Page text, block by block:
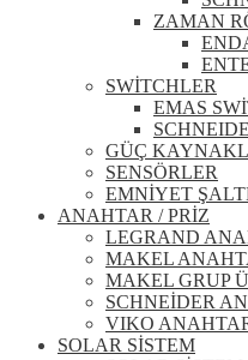
ZAMAN
SWİTCHLER
EMAS
GÜÇ
SENSÖRLER
EMNİYET
ANAHTAR / PRİZ
LEGRAND
MAKEL
MAKEL GRUP
SCHNEİDER
VIKO
SOLAR SİSTEM